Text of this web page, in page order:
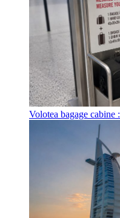
Volotea bagage cabine